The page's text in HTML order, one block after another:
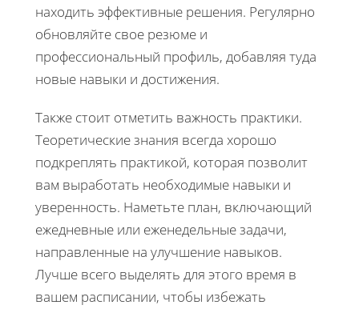
находить эффективные решения. Регулярно
обновляйте свое резюме и
профессиональный профиль, добавляя туда
новые навыки и достижения.
Также стоит отметить важность практики.
Теоретические знания всегда хорошо
подкреплять практикой, которая позволит
вам выработать необходимые навыки и
уверенность. Наметьте план, включающий
ежедневные или еженедельные задачи,
направленные на улучшение навыков.
Лучше всего выделять для этого время в
вашем расписании, чтобы избежать